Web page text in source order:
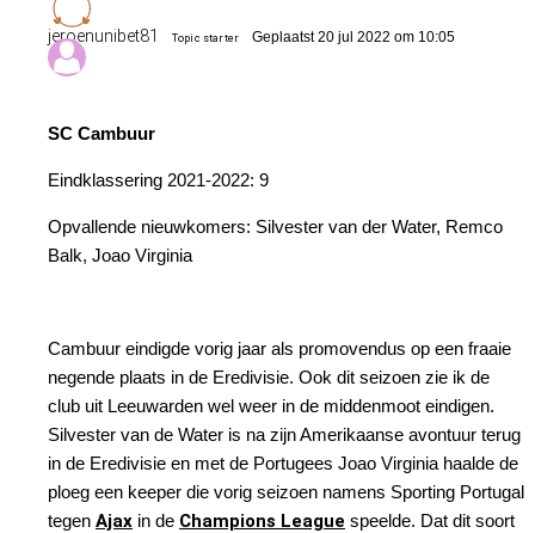
jeroenunibet81 Topic starter Geplaatst 20 jul 2022 om 10:05
SC Cambuur
Eindklassering 2021-2022: 9
Opvallende nieuwkomers: Silvester van der Water, Remco
Balk, Joao Virginia
Cambuur eindigde vorig jaar als promovendus op een fraaie
negende plaats in de Eredivisie. Ook dit seizoen zie ik de
club uit Leeuwarden wel weer in de middenmoot eindigen.
Silvester van de Water is na zijn Amerikaanse avontuur terug
in de Eredivisie en met de Portugees Joao Virginia haalde de
ploeg een keeper die vorig seizoen namens Sporting Portugal
tegen Ajax in de Champions League speelde. Dat dit soort